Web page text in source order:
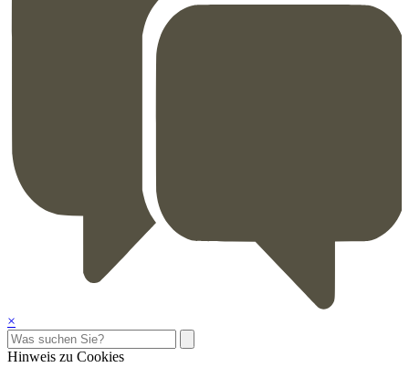
×
Hinweis zu Cookies